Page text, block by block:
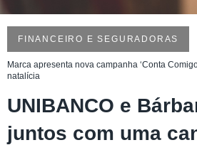
FINANCEIRO E SEGURADORAS
Marca apresenta nova campanha ‘Conta
natalícia
UNIBANCO e
juntos com uma